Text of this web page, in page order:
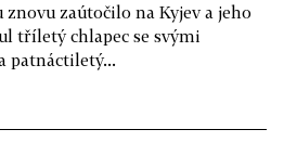
znovu zaútočilo na Kyjev a jeho
tříletý chlapec se svými
patnáctiletý...